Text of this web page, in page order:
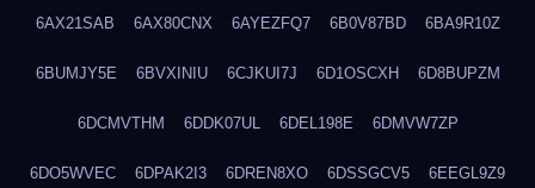
6AX21SAB 6AX80CNX 6AYEZFQ7 6B0V87BD 6BA9R10Z
6BUMJY5E 6BVXINIU 6CJKUI7J 6D1OSCXH 6D8BUPZM
6DCMVTHM 6DDK07UL 6DEL198E 6DMVW7ZP
6DO5WVEC 6DPAK2I3 6DREN8XO 6DSSGCV5 6EEGL9Z9